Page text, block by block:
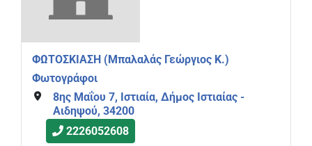
ΦΩΤΟΣΚΙΑΣΗ (Μπαλαλάς Γεώργιος Κ.)
Φωτογράφοι
8ης Μαΐου 7, Ιστιαία, Δήμος Ιστιαίας -
Αιδηψού, 34200
2226052608